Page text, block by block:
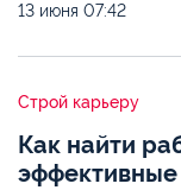
13 июня 07:42
Строй карьеру
Как найти
эффективные